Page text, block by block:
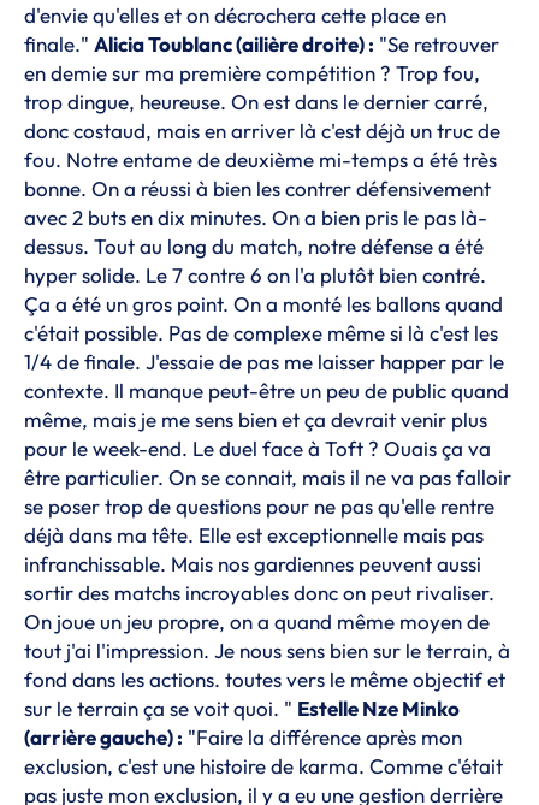
d'envie qu'elles et on décrochera cette place en
finale." Alicia Toublanc (ailière droite) : "Se retrouver
en demie sur ma première compétition ? Trop fou,
trop dingue, heureuse. On est dans le dernier carré,
donc costaud, mais en arriver là c'est déjà un truc de
fou. Notre entame de deuxième mi-temps a été très
bonne. On a réussi à bien les contrer défensivement
avec 2 buts en dix minutes. On a bien pris le pas là-
dessus. Tout au long du match, notre défense a été
hyper solide. Le 7 contre 6 on l'a plutôt bien contré.
Ça a été un gros point. On a monté les ballons quand
c'était possible. Pas de complexe même si là c'est les
1/4 de finale. J'essaie de pas me laisser happer par le
contexte. Il manque peut-être un peu de public quand
même, mais je me sens bien et ça devrait venir plus
pour le week-end. Le duel face à Toft ? Ouais ça va
être particulier. On se connait, mais il ne va pas falloir
se poser trop de questions pour ne pas qu'elle rentre
déjà dans ma tête. Elle est exceptionnelle mais pas
infranchissable. Mais nos gardiennes peuvent aussi
sortir des matchs incroyables donc on peut rivaliser.
On joue un jeu propre, on a quand même moyen de
tout j'ai l'impression. Je nous sens bien sur le terrain, à
fond dans les actions. toutes vers le même objectif et
sur le terrain ça se voit quoi. " Estelle Nze Minko
(arrière gauche) : "Faire la différence après mon
exclusion, c'est une histoire de karma. Comme c'était
pas juste mon exclusion, il y a eu une gestion derrière